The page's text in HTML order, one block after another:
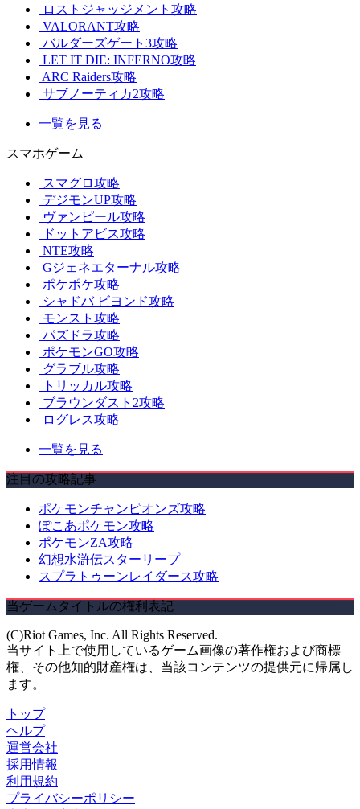
ロストジャッジメント攻略
VALORANT攻略
バルダーズゲート3攻略
LET IT DIE: INFERNO攻略
ARC Raiders攻略
サブノーティカ2攻略
一覧を見る
スマホゲーム
スマグロ攻略
デジモンUP攻略
ヴァンピール攻略
ドットアビス攻略
NTE攻略
Gジェネエターナル攻略
ポケポケ攻略
シャドバ ビヨンド攻略
モンスト攻略
パズドラ攻略
ポケモンGO攻略
グラブル攻略
トリッカル攻略
ブラウンダスト2攻略
ログレス攻略
一覧を見る
注目の攻略記事
ポケモンチャンピオンズ攻略
ぽこあポケモン攻略
ポケモンZA攻略
幻想水滸伝スターリープ
スプラトゥーンレイダース攻略
当ゲームタイトルの権利表記
(C)Riot Games, Inc. All Rights Reserved.
当サイト上で使用しているゲーム画像の著作権および商標
権、その他知的財産権は、当該コンテンツの提供元に帰属し
ます。
トップ
ヘルプ
運営会社
採用情報
利用規約
プライバシーポリシー